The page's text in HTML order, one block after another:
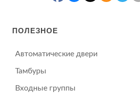
ПОЛЕЗНОЕ
Автоматические двери
Тамбуры
Входные группы